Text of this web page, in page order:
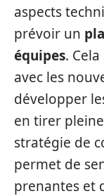
aspects
prévoir un
équipes.
avec les
développer
en tirer
stratégie de
permet de
prenantes et